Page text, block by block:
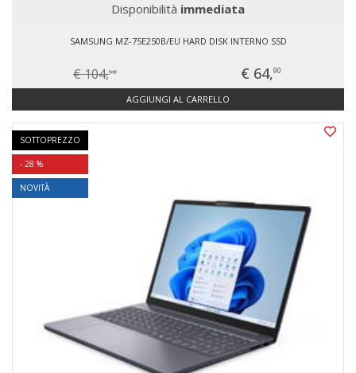
Disponibilità immediata
SAMSUNG MZ-75E250B/EU HARD DISK INTERNO SSD
€ 104,90 € 64,90
AGGIUNGI AL CARRELLO
SOTTOPREZZO
- 28 %
NOVITÀ